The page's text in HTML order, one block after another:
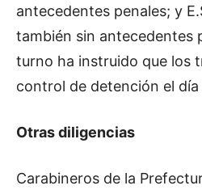
antecedentes penales; y
también sin antecedentes
turno ha instruido que los
control de detención el día
Otras diligencias
Carabineros de la